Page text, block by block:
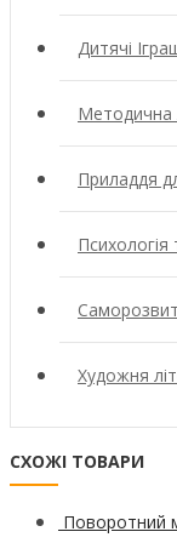
Дитячі
Методична
Приладдя
Психологія
Художня
СХОЖІ ТОВАРИ
Поворотний